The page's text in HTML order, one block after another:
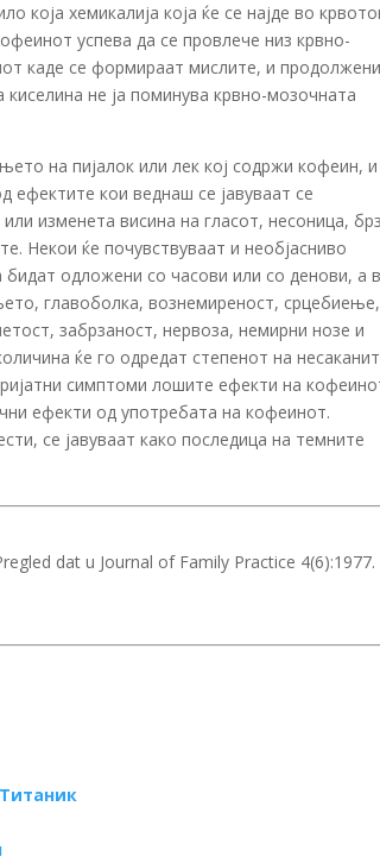
хемикалија која ќе се најде во
успева да се провлече низ крвно-
каде се формираат мислите, и
не ја поминува крвно-мозочната
на пијалок или лек кој содржи кофеин, и
ефектите кои веднаш се јавуваат се
изменета висина на гласот, несоница,
Некои ќе почувствуваат и необјасниво
одложени со часови или со денови, а
главоболка, вознемиреност, срцебиење,
забрзаност, нервоза, немирни нозе и
ќе го одредат степенот на
симптоми лошите ефекти на
ефекти од употребата на кофеинот.
се јавуваат како последица на темните
dat u Journal of Family Practice 4(6):1977.